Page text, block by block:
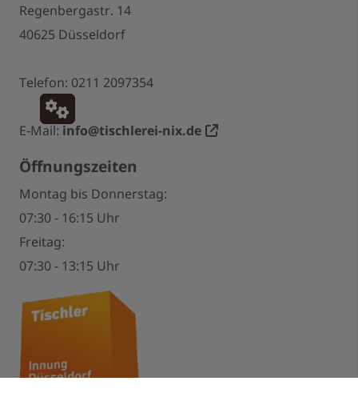
Regenbergastr. 14
40625 Düsseldorf
Telefon: 0211 2097354
E-Mail:info@tischlerei-nix.de
Öffnungszeiten
Montag bis Donnerstag:
07:30 - 16:15 Uhr
Freitag:
07:30 - 13:15 Uhr